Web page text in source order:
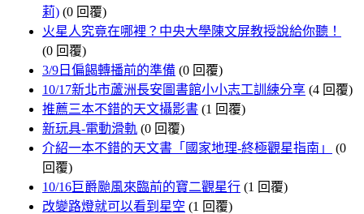
莉) (0 回覆)
火星人究竟在哪裡？中央大學陳文屏教授說給你聽！
(0 回覆)
3/9日偏餲轉播前的準備 (0 回覆)
10/17新北市蘆洲長安圖書館小小志工訓練分享 (4 回覆)
推薦三本不錯的天文攝影書 (1 回覆)
新玩具-電動滑軌 (0 回覆)
介紹一本不錯的天文書「國家地理-終極觀星指南」
(0
回覆)
10/16巨爵颱風來臨前的寶二觀星行 (1 回覆)
改變路燈就可以看到星空 (1 回覆)